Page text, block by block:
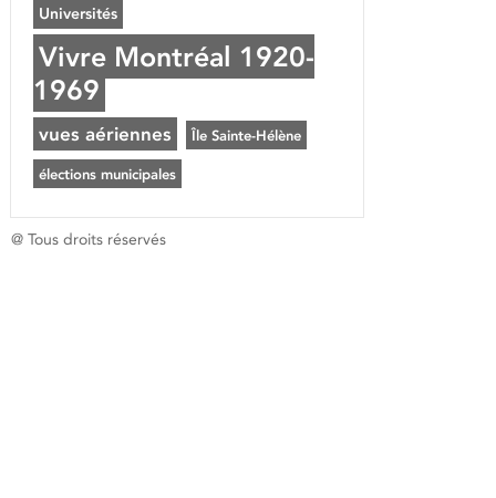
Universités
Vivre Montréal 1920-
1969
vues aériennes Île Sainte-Hélène
élections municipales
@ Tous droits réservés